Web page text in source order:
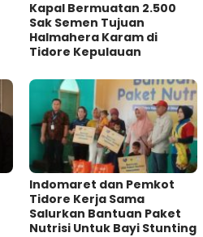
Kapal Bermuatan 2.500
Sak Semen Tujuan
Halmahera Karam di
Tidore Kepulauan
Indomaret dan Pemkot
Tidore Kerja Sama
Salurkan Bantuan Paket
Nutrisi Untuk Bayi Stunting